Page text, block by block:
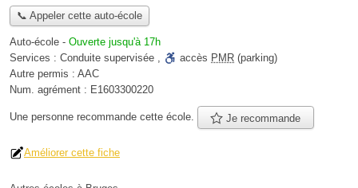
📞 Appeler cette auto-école
Auto-école - Ouverte jusqu'à 17h
Services : Conduite supervisée , accès PMR (parking)
Autre permis : AAC
Num. agrément : E1603300220
Une personne recommande cette école. Je recommande
Améliorer cette fiche